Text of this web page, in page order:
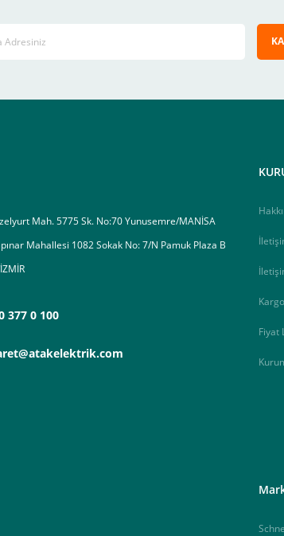
siparişi vermiş olduğunuz e-posta adresinize
Mah. 5775 Sk. No:70 Yunusemre/MANİSA
Mahallesi 1082 Sokak No: 7/N Pamuk Plaza B
377 0 100
Fiyat